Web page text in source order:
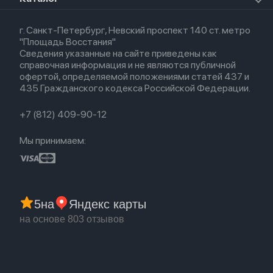
Airpods (1-е)
EarPods
Политика конфиденциальности
Оплата и доставка
Партнерская программа
Гарантия
Обмен и возврат
Бонусы
Новые поступления
Популярное
Акции
г. Санкт-Петербург, Невский проспект 140 ст. метро
"Площадь Восстания"
Сведения указанные на сайте приведены как
справочная информация и не являются публичной
офертой, определяемой положениями статей 437 и
435 Гражданского кодекса Российской Федерации.
+7 (812) 409-90-12
Мы принимаем:
5на Яндекс карты
на основе 803 отзывов